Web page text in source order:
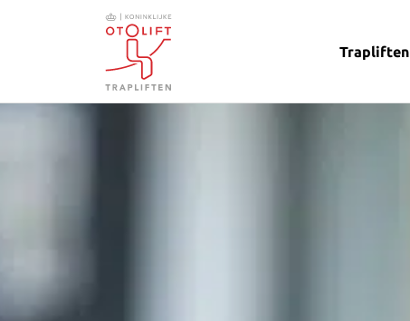
Otolift Trapliften
Trapliften